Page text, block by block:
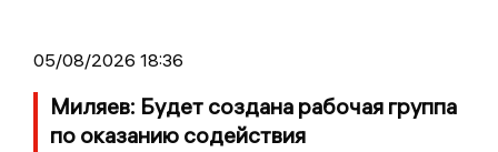
05/08/2026 18:36
Миляев: Будет создана рабочая группа
по оказанию содействия